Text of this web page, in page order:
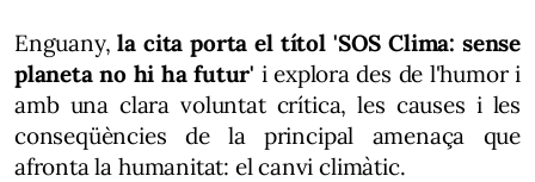
Enguany,la cita porta el títol 'SOS Clima: sense
planeta no hi ha futur' i explora des de l'humor i
amb una clara voluntat crítica, les causes i les
conseqüències de la principal amenaça que
afronta la humanitat: el canvi climàtic.